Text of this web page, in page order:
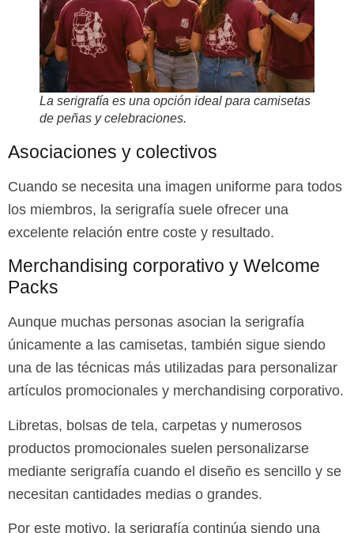
La serigrafía es una opción ideal para camisetas
de peñas y celebraciones.
Asociaciones y colectivos
Cuando se necesita una imagen uniforme para todos
los miembros, la serigrafía suele ofrecer una
excelente relación entre coste y resultado.
Merchandising corporativo y Welcome
Packs
Aunque muchas personas asocian la serigrafía
únicamente a las camisetas, también sigue siendo
una de las técnicas más utilizadas para personalizar
artículos promocionales y merchandising corporativo.
Libretas, bolsas de tela, carpetas y numerosos
productos promocionales suelen personalizarse
mediante serigrafía cuando el diseño es sencillo y se
necesitan cantidades medias o grandes.
Por este motivo, la serigrafía continúa siendo una